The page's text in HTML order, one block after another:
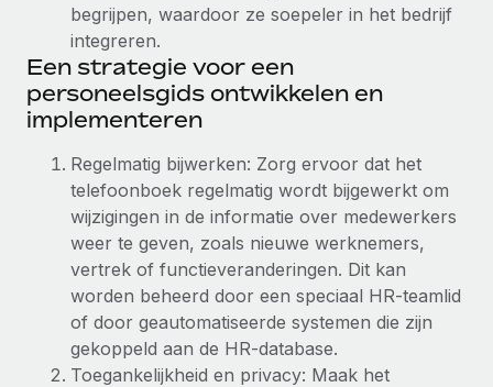
Processen stroomlijnen met essentiële zakelijke tools
Vraag een expert
Achtergrondonderzoek
Vereenvoudig het screeningsproces van
kandidaten
Compliance Watchtower
Blijf compliance-risico's voor
Apparaatbeheer
Integreer global HR flexibel in je platform
Een partner worden
Ontdek hoe je met ons kunt samenwerken
Remote Build Binnenkort beschikbaar
CASESTUDY'S
Evenementen
Newsroom
Inzicht in salaris en talent
Inzichtencentrum
Support
Alle bronnen bekijken
BLOG
Global Payroll
中文（简体）
begrijpen, waardoor ze soepeler in het bedrijf
integreren.
Een strategie voor een
personeelsgids ontwikkelen en
implementeren
Regelmatig bijwerken: Zorg ervoor dat het
telefoonboek regelmatig wordt bijgewerkt om
wijzigingen in de informatie over medewerkers
weer te geven, zoals nieuwe werknemers,
vertrek of functieveranderingen. Dit kan
worden beheerd door een speciaal HR-teamlid
of door geautomatiseerde systemen die zijn
gekoppeld aan de HR-database.
Toegankelijkheid en privacy: Maak het